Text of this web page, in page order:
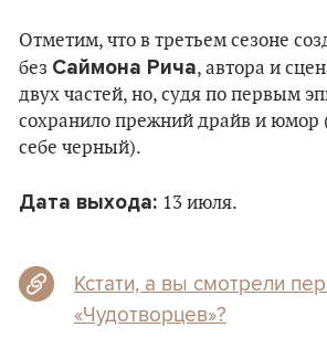
Отметим, что в третьем сезоне
без Саймона Рича, автора и
двух частей, но, судя по первым
сохранило прежний драйв и юмор
себе черный).
Дата выхода: 13 июля.
Кстати, а вы смотрели
«Чудотворцев»?